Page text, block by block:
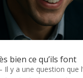
bien ce qu’ils font
Il y a une question que